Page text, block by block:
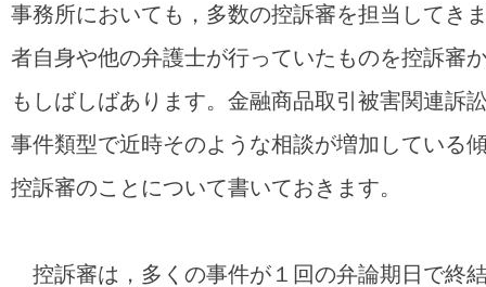
事務所においても，多数の控訴審を担当してき
者自身や他の弁護士が行っていたものを控訴審
もしばしばあります。金融商品取引被害関連訴
事件類型で近時そのような相談が増加している
控訴審のことについて書いておきます。
控訴審は，多くの事件が１回の弁論期日で終